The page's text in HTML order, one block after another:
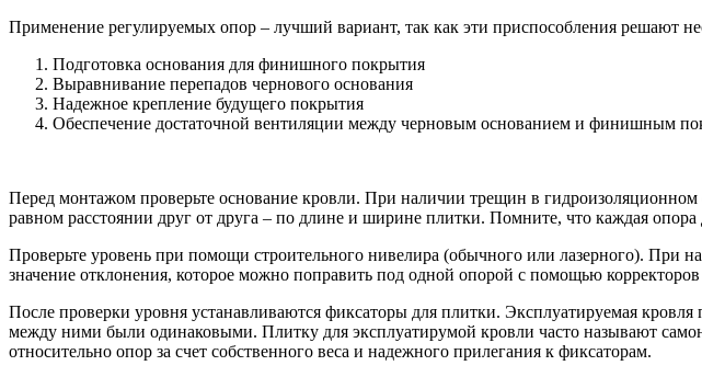
Применение регулируемых опор – лучший вариант, так как эти приспособления решают
Подготовка основания для финишного покрытия
Выравнивание перепадов чернового основания
Надежное крепление будущего покрытия
Обеспечение достаточной вентиляции между черновым основанием и финишным
Перед монтажом проверьте основание кровли. При наличии трещин в
равном расстоянии друг от друга – по длине и ширине плитки. Помните, что каждая
Проверьте уровень при помощи строительного нивелира (обычного или лазерного). При
значение отклонения, которое можно поправить под одной опорой с помощью
После проверки уровня устанавливаются фиксаторы для плитки. Эксплуатируемая
между ними были одинаковыми. Плитку для эксплуатирумой кровли часто называют
относительно опор за счет собственного веса и надежного прилегания к фиксаторам.